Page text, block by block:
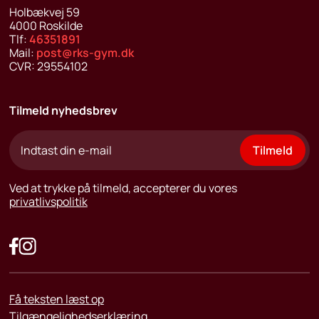
Holbækvej 59
4000 Roskilde
Tlf:46351891
Mail: post@rks-gym.dk
CVR:29554102
Tilmeld nyhedsbrev
Tilmeld
Ved at trykke på tilmeld, accepterer du vores
privatlivspolitik
Få teksten læst op